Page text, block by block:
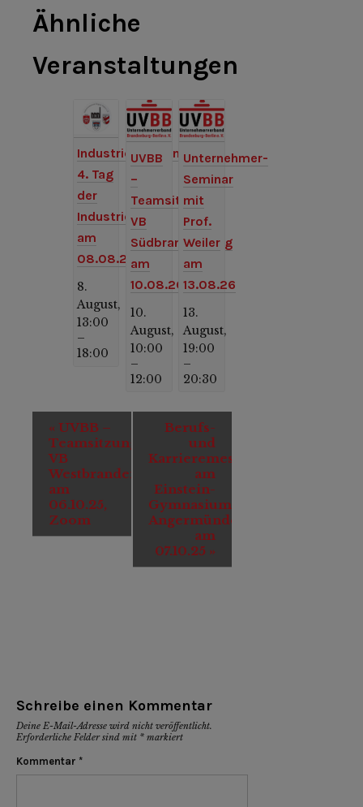
Ähnliche
Veranstaltungen
Industriemuseum:
4. Tag
der
Industriekultur
am
08.08.26
8.
August,
13:00
–
18:00
UVBB
–
Teamsitzung
VB
Südbrandenburg
am
10.08.26
10.
August,
10:00
–
12:00
Unternehmer-
Seminar
mit
Prof.
Weiler
am
13.08.26
13.
August,
19:00
–
20:30
Veranstaltung-
Navigation
« UVBB –
Teamsitzung
VB
Westbrandenburg
am
06.10.25,
Zoom
Berufs-
und
Karrieremesse
am
Einstein-
Gymnasium
Angermünde
am
07.10.25 »
Schreibe einen Kommentar
Deine E-Mail-Adresse wird nicht veröffentlicht.
Erforderliche Felder sind mit * markiert
Kommentar *